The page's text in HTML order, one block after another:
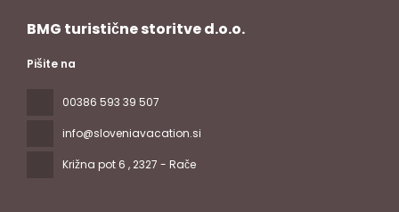
BMG turistične storitve d.o.o.
Pišite na
00386 593 39 507
info@sloveniavacation.si
Križna pot 6 , 2327 - Rače